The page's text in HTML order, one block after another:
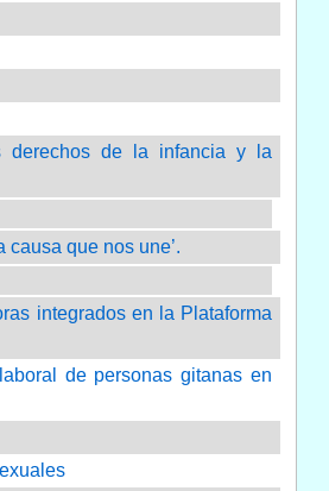
derechos de la infancia y la
que nos une’.
integrados en la Plataforma
de personas gitanas en